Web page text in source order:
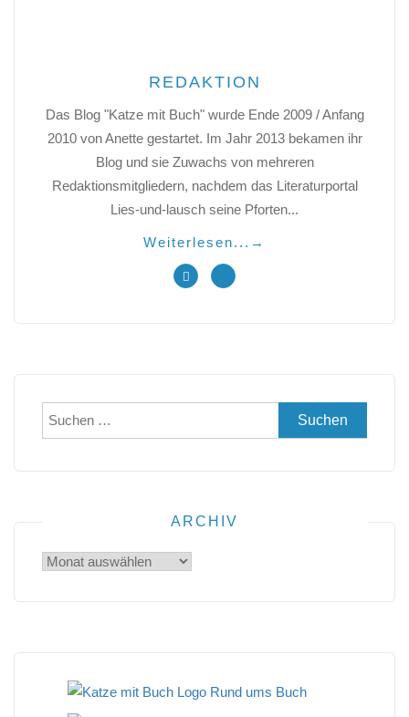
REDAKTION
Das Blog "Katze mit Buch" wurde Ende 2009 / Anfang
2010 von Anette gestartet. Im Jahr 2013 bekamen ihr
Blog und sie Zuwachs von mehreren
Redaktionsmitgliedern, nachdem das Literaturportal
Lies-und-lausch seine Pforten...
Weiterlesen... →
Suchen
nach:
ARCHIV
Archiv